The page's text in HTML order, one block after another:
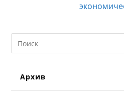
Search
this
Архив